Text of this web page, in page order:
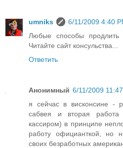
umniks
6/11/2009 4:40
Любые способы продлить
Читайте сайт консульства...
Ответить
Анонимный 6/11/2009
я сейчас в висконсине -
сабвея и вторая работа
кассиром) в принципе
работу официанткой, но
своих безработных